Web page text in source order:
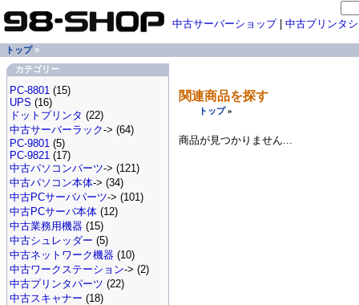
関連商品を探す
トップ»
商品が見つかりません...
中古サーバーショップ| 中古プリンタ
トップ»
カテゴリー
PC-8801 (15)
UPS (16)
ドットプリンタ (22)
中古サーバーラック-> (64)
PC-9801 (5)
PC-9821 (17)
中古パソコンパーツ-> (121)
中古パソコン本体-> (34)
中古PCサーバパーツ-> (101)
中古PCサーバ本体 (12)
中古業務用機器 (15)
中古シュレッダー (5)
中古ネットワーク機器 (10)
中古ワークステーション-> (2)
中古プリンタパーツ (22)
中古スキャナー (18)